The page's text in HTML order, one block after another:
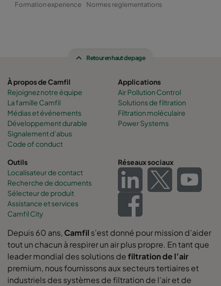
Formation experience Normes reglementations
Retour en haut de page
À propos de Camfil
Rejoignez notre équipe
La famille Camfil
Médias et événements
Développement durable
Signalement d’abus
Code of conduct
Applications
Air Pollution Control
Solutions de filtration
Filtration moléculaire
Power Systems
Outils
Localisateur de contact
Recherche de documents
Sélecteur de produit
Assistance et services
Camfil City
Réseaux sociaux
Depuis 60 ans, Camfil s’est donné pour mission d’aider
tout un chacun à respirer un air plus propre. En tant que
leader mondial des solutions defiltration de l’air
premium, nous fournissons aux secteurs tertiaires et
industriels des systèmes de filtration de l’air et de